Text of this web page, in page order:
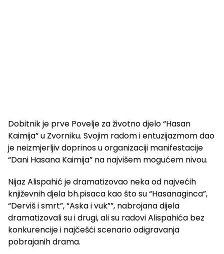
Dobitnik je prve Povelje za životno djelo “Hasan
Kaimija” u Zvorniku. Svojim radom i entuzijazmom dao
je neizmjerljiv doprinos u organizaciji manifestacije
“Dani Hasana Kaimija” na najvišem mogućem nivou.
Nijaz Alispahić je dramatizovao neka od najvećih
književnih djela bh.pisaca kao što su “Hasanaginca”,
“Derviš i smrt”, “Aska i vuk””, nabrojana dijela
dramatizovali su i drugi, ali su radovi Alispahića bez
konkurencije i najčešći scenario odigravanja
pobrajanih drama.